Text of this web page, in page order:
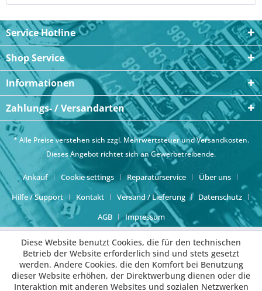
Service Hotline
Shop Service
Informationen
Zahlungs- / Versandarten
* Alle Preise verstehen sich zzgl. Mehrwertsteuer undVersandkosten.
Dieses Angebot richtet sich an Gewerbetreibende.
Ankauf Cookie settings Reparaturservice
Über uns
Hilfe / Support
Kontakt Versand / Lieferung
Datenschutz
AGB
Impressum
Diese Website benutzt Cookies, die für den technischen
Betrieb der Website erforderlich sind und stets gesetzt
werden. Andere Cookies, die den Komfort bei Benutzung
dieser Website erhöhen, der Direktwerbung dienen oder die
Interaktion mit anderen Websites und sozialen Netzwerken